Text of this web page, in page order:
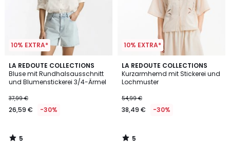
10% EXTRA*
LA REDOUTE COLLECTIONS
Bluse mit Rundhalsausschnitt
und Blumenstickerei 3/4-Ärmel
37,99 €
26,59 € -30%
5
/
5
5
/
10% EXTRA*
LA REDOUTE COLLECTIONS
Kurzarmhemd mit Stickerei und
Lochmuster
54,99 €
38,49 € -30%
5
/
5
5
/